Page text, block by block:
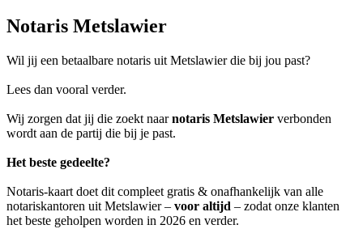
Notaris Metslawier
Wil jij een betaalbare notaris uit Metslawier die bij jou past?
Lees dan vooral verder.
Wij zorgen dat jij die zoekt naarnotaris Metslawier verbonden
wordt aan de partij die bij je past.
Het beste gedeelte?
Notaris-kaart doet dit compleet gratis & onafhankelijk van alle
notariskantoren uit Metslawier – voor altijd – zodat onze klanten
het beste geholpen worden in 2026 en verder.